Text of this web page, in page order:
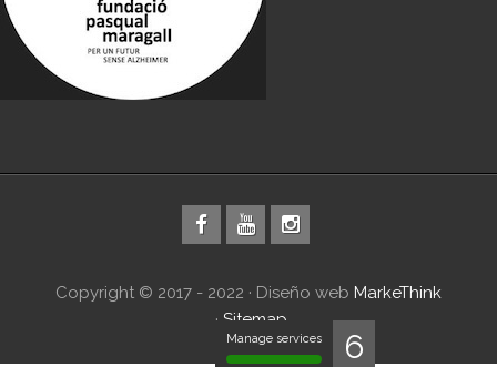
Copyright © 2017 - 2022 · Diseño web MarkeThink
· Sitemap
Manage services 6